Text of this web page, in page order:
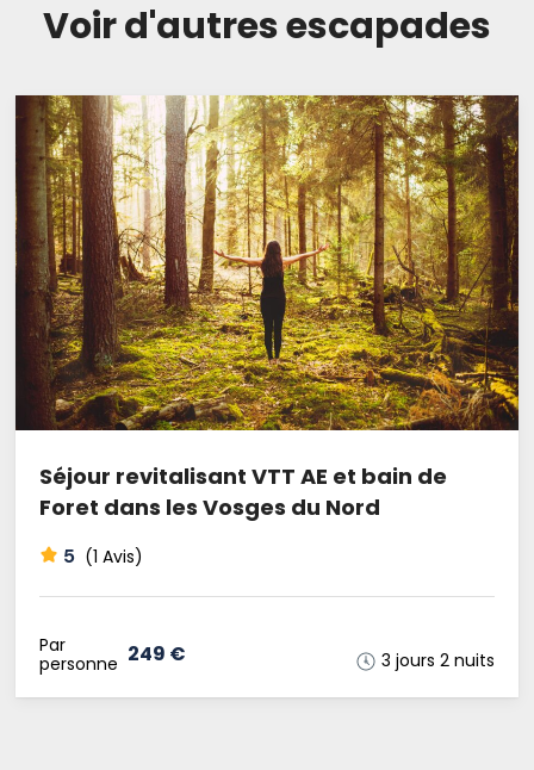
Voir d'autres escapades
Séjour revitalisant VTT AE et bain de
Foret dans les Vosges du Nord
5 (1 Avis)
Par
personne 249 € 3 jours 2 nuits